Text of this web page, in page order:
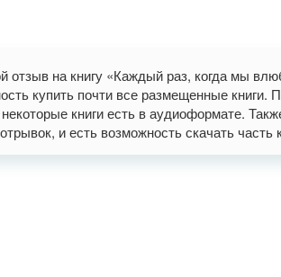
отзыв на книгу «Каждый раз, когда мы
купить почти все размещенные книги.
книги есть в аудиоформате.
и есть возможность скачать